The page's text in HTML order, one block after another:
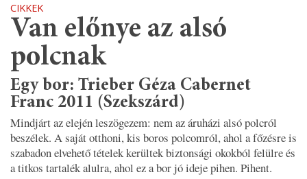
CIKKEK
Van előnye az alsó
polcnak
Egy bor: Trieber Géza Cabernet
Franc 2011 (Szekszárd)
Mindjárt az elején leszögezem: nem az áruházi alsó polcról
beszélek. A saját otthoni, kis boros polcomról, ahol a főzésre is
szabadon elvehető tételek kerültek biztonsági okokból felülre és
a titkos tartalék alulra, ahol ez a bor jó ideje pihen. Pihent.